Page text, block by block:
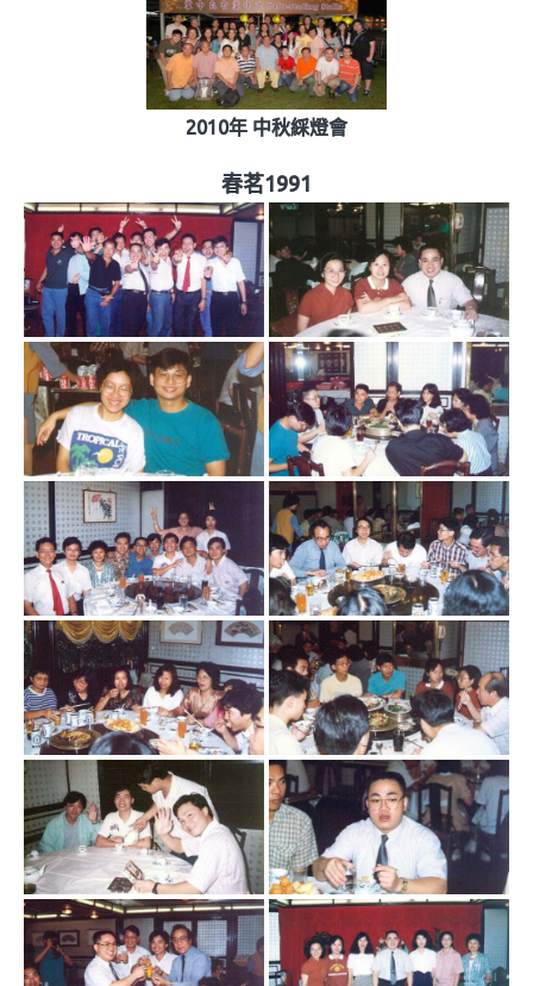
2010年 中秋綵燈會
春茗1991